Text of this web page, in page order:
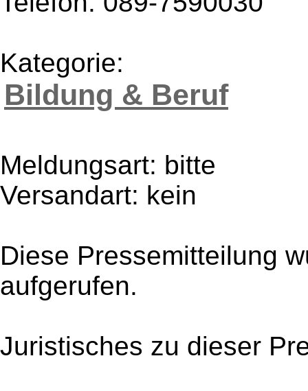
Kategorie:
Bildung & Beruf
Meldungsart: bitte
Versandart: kein
Diese Pressemitteilung
aufgerufen.
Juristisches zu dieser